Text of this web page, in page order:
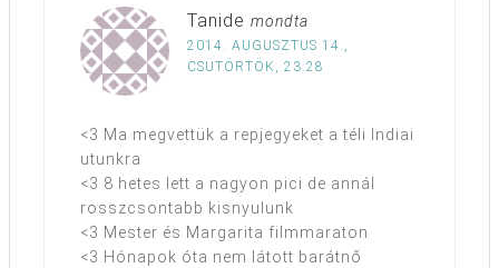
Tanide mondta
2014. AUGUSZTUS 14.,
CSÜTÖRTÖK, 23:28
<3 Ma megvettük a repjegyeket a téli Indiai
utunkra
<3 8 hetes lett a nagyon pici de annál
rosszcsontabb kisnyulunk
<3 Mester és Margarita filmmaraton
<3 Hónapok óta nem látott barátnő